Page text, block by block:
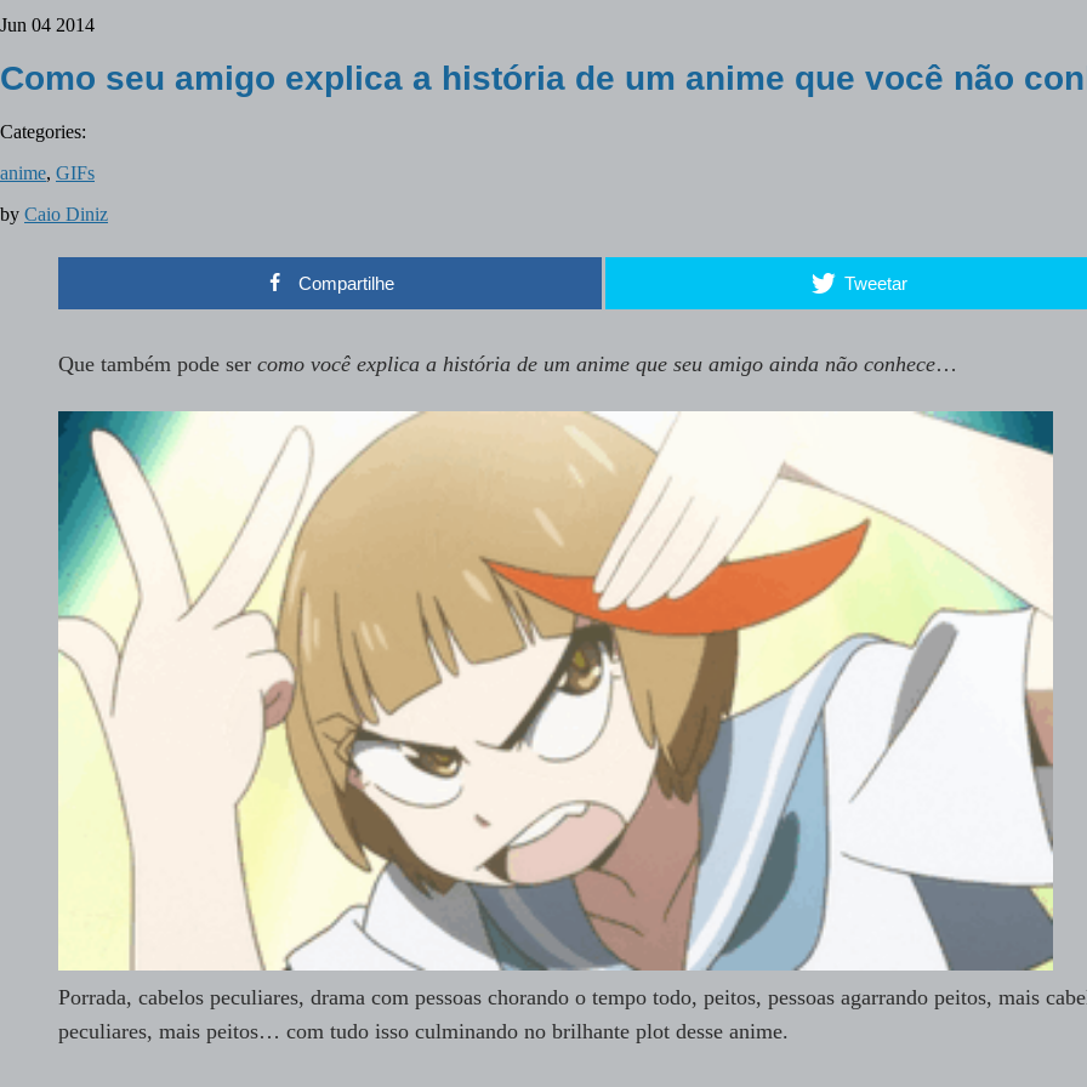
Jun 04 2014
Como seu amigo explica a história de um anime que você não
Categories:
anime, GIFs
by Caio Diniz
Compartilhe Tweetar
Que também pode ser como você explica a história de um anime que seu amigo ainda não conhece…
Porrada, cabelos peculiares, drama com pessoas chorando o tempo todo, peitos, pessoas agarrando peitos, mais
peculiares, mais peitos… com tudo isso culminando no brilhante plot desse anime.